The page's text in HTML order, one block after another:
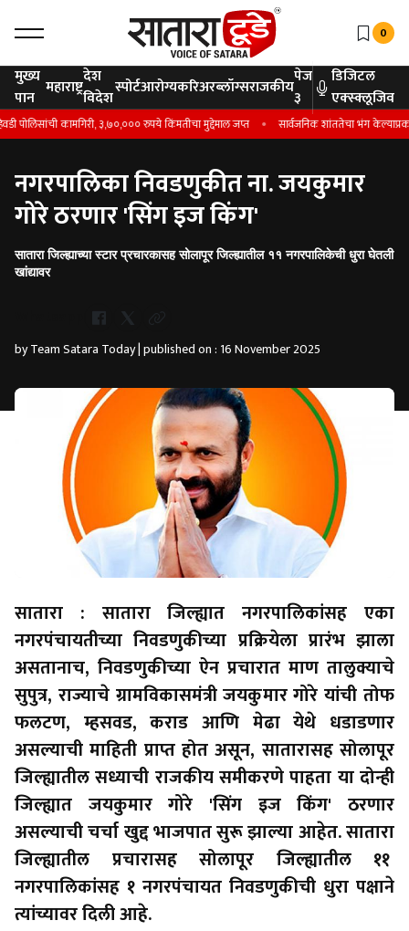
0
मुख्य
पान महाराष्ट्रदेश
विदेशस्पोर्टआरोग्यकरिअरब्लॉग्सराजकीयपेज
३
डिजिटल
एक्स्क्लूजिव
कामगिरी, ३,७०,००० रुपये किंमतीचा मुद्देमाल जप्त सार्वजनिक शांततेचा भंग
नगरपालिका निवडणुकीत ना. जयकुमार
गोरे ठरणार 'सिंग इज किंग'
सातारा जिल्ह्याच्या स्टार प्रचारकासह सोलापूर जिल्ह्यातील ११ नगरपालिकेची धुरा घेतली
खांद्यावर
by Team Satara Today | published on : 16 November 2025
सातारा : सातारा जिल्ह्यात नगरपालिकांसह एका
नगरपंचायतीच्या निवडणुकीच्या प्रक्रियेला प्रारंभ झाला
असतानाच, निवडणुकीच्या ऐन प्रचारात माण तालुक्याचे
सुपुत्र, राज्याचे ग्रामविकासमंत्री जयकुमार गोरे यांची तोफ
फलटण, म्हसवड, कराड आणि मेढा येथे धडाडणार
असल्याची माहिती प्राप्त होत असून, सातारासह सोलापूर
जिल्ह्यातील सध्याची राजकीय समीकरणे पाहता या दोन्ही
जिल्ह्यात जयकुमार गोरे 'सिंग इज किंग' ठरणार
असल्याची चर्चा खुद्द भाजपात सुरू झाल्या आहेत. सातारा
जिल्ह्यातील प्रचारासह सोलापूर जिल्ह्यातील ११
नगरपालिकांसह १ नगरपंचायत निवडणुकीची धुरा पक्षाने
त्यांच्यावर दिली आहे.